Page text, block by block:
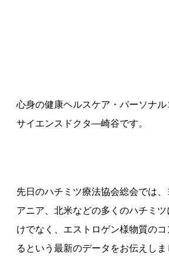
心身の健康ヘルスケア・パーソナル
サイエンスドクタ—崎谷です。
先日のハチミツ療法協会総会では
アニア、北米などの多くのハチミ
けでなく、エストロゲン様物質の
るという最新のデータをお伝えしま